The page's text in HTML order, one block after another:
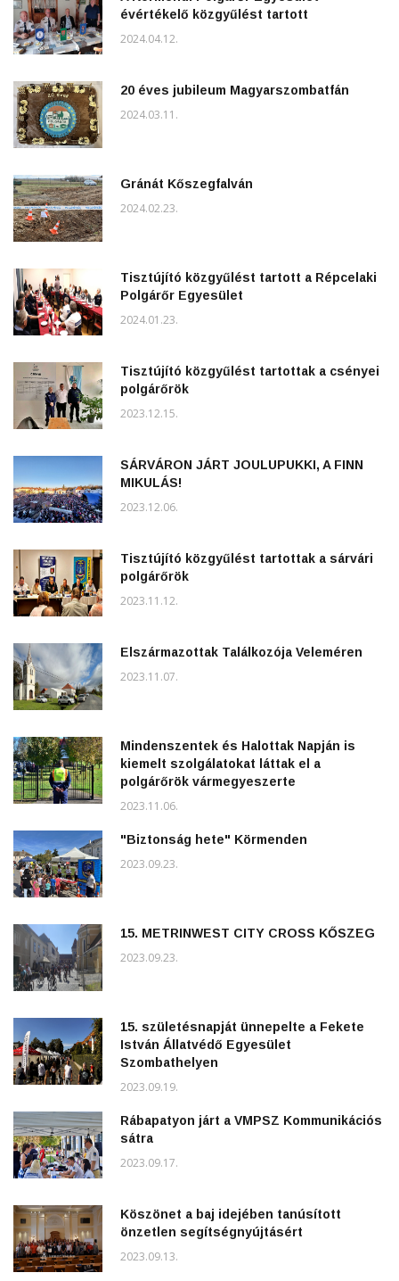
évértékelő közgyűlést tartott
2024.04.12.
20 éves jubileum Magyarszombatfán
2024.03.11.
Gránát Kőszegfalván
2024.02.23.
Tisztújító közgyűlést tartott a Répcelaki
Polgárőr Egyesület
2024.01.23.
Tisztújító közgyűlést tartottak a csényei
polgárőrök
2023.12.15.
SÁRVÁRON JÁRT JOULUPUKKI, A FINN
MIKULÁS!
2023.12.06.
Tisztújító közgyűlést tartottak a sárvári
polgárőrök
2023.11.12.
Elszármazottak Találkozója Veleméren
2023.11.07.
Mindenszentek és Halottak Napján is
kiemelt szolgálatokat láttak el a
polgárőrök vármegyeszerte
2023.11.06.
"Biztonság hete" Körmenden
2023.09.23.
15. METRINWEST CITY CROSS KŐSZEG
2023.09.23.
15. születésnapját ünnepelte a Fekete
István Állatvédő Egyesület
Szombathelyen
2023.09.19.
Rábapatyon járt a VMPSZ Kommunikációs
sátra
2023.09.17.
Köszönet a baj idejében tanúsított
önzetlen segítségnyújtásért
2023.09.13.